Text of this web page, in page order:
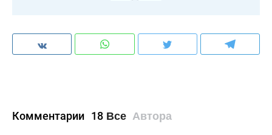
Комментарии 18 Все Автора